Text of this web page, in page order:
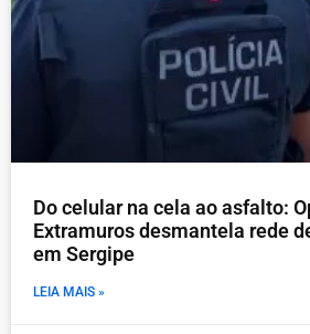
Do celular na cela ao asfalto:
Extramuros desmantela rede
em Sergipe
LEIA MAIS »